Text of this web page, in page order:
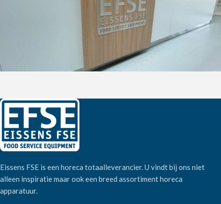
Eissens FSE is een horeca totaalleverancier. U vindt bij ons niet
alleen inspiratie maar ook een breed assortiment horeca
apparatuur.